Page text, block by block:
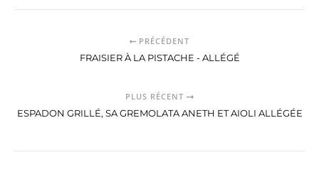
PRÉCÉDENT
FRAISIER À LA PISTACHE - ALLÉGÉ
PLUS RÉCENT
ESPADON GRILLÉ, SA GREMOLATA ANETH ET AIOLI ALLÉGÉE